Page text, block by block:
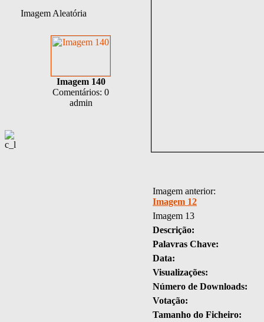
Imagem Aleatória
Imagem 140
Comentários: 0
admin
Imagem anterior:
Imagem 12
Imagem 13
Descrição:
Palavras Chave:
Data:
Visualizações:
Número de Downloads:
Votação:
Tamanho do Ficheiro: